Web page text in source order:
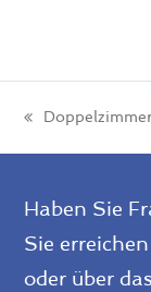
vorheriger
Beitrag:
Haben Sie
Sie
oder über